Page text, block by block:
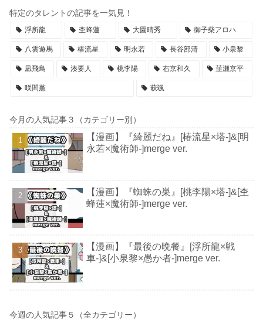
特定のタレントの記事を一気見！
浮所龍 杢蜂蓮 大園晴秀 御子柴アロハ
八雲遊馬 椿流星 明永若 長谷部清 小泉黎
凪飛鳥 湊要人 桃李陽 右京和久 韮瀬京平
咲間薫 萩颯
今月の人気記事３（カテゴリー別）
【漫画】『綺麗だね』[椿流星×塔-]&[明
永若×魔術師-]merge ver.
【漫画】『蜘蛛の巣』[桃李陽×塔-]&[杢
蜂蓮×魔術師-]merge ver.
【漫画】『最後の晩餐』[浮所龍×戦
車-]&[小泉黎×愚か者-]merge ver.
今週の人気記事５（全カテゴリー）